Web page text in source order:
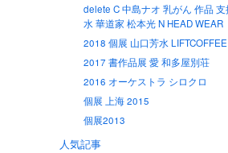
delete C 中島ナオ 乳がん 作品
水 華道家 松本光 N HEAD WEAR
2018 個展 山口芳水 LIFTCOFFEE
2017 書作品展 愛 和多屋別荘
2016 オーケストラ シロクロ
個展 上海 2015
個展2013
人気記事